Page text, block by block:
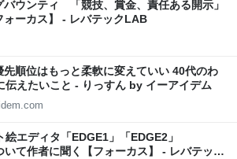
バウンティ 「競技、賞金、責任ある開示」
ォーカス】 - レバテックLAB
順位はもっと柔軟に変えていい 40代のわ
伝えたいこと - りっすん by イーアイデム
エディタ「EDGE1」「EDGE2」
いて作者に聞く【フォーカス】 - レバテック